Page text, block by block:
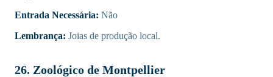
Entrada Necessária: Não
Lembrança: Joias de produção local.
26. Zoológico de Montpellier